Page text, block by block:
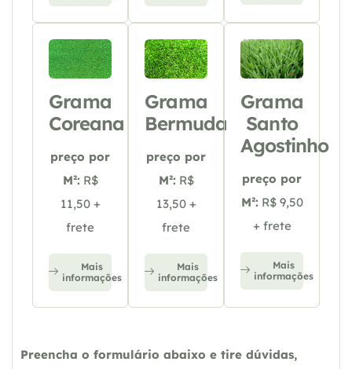
Grama
Coreana
preço por
M²: R$
11,50 +
frete
Mais
informações
Grama
Bermuda
preço por
M²: R$
13,50 +
frete
Mais
informações
Grama
Santo
Agostinho
preço por
M²: R$ 9,50
+ frete
Mais
informações
Preencha o formulário abaixo e tire dúvidas,